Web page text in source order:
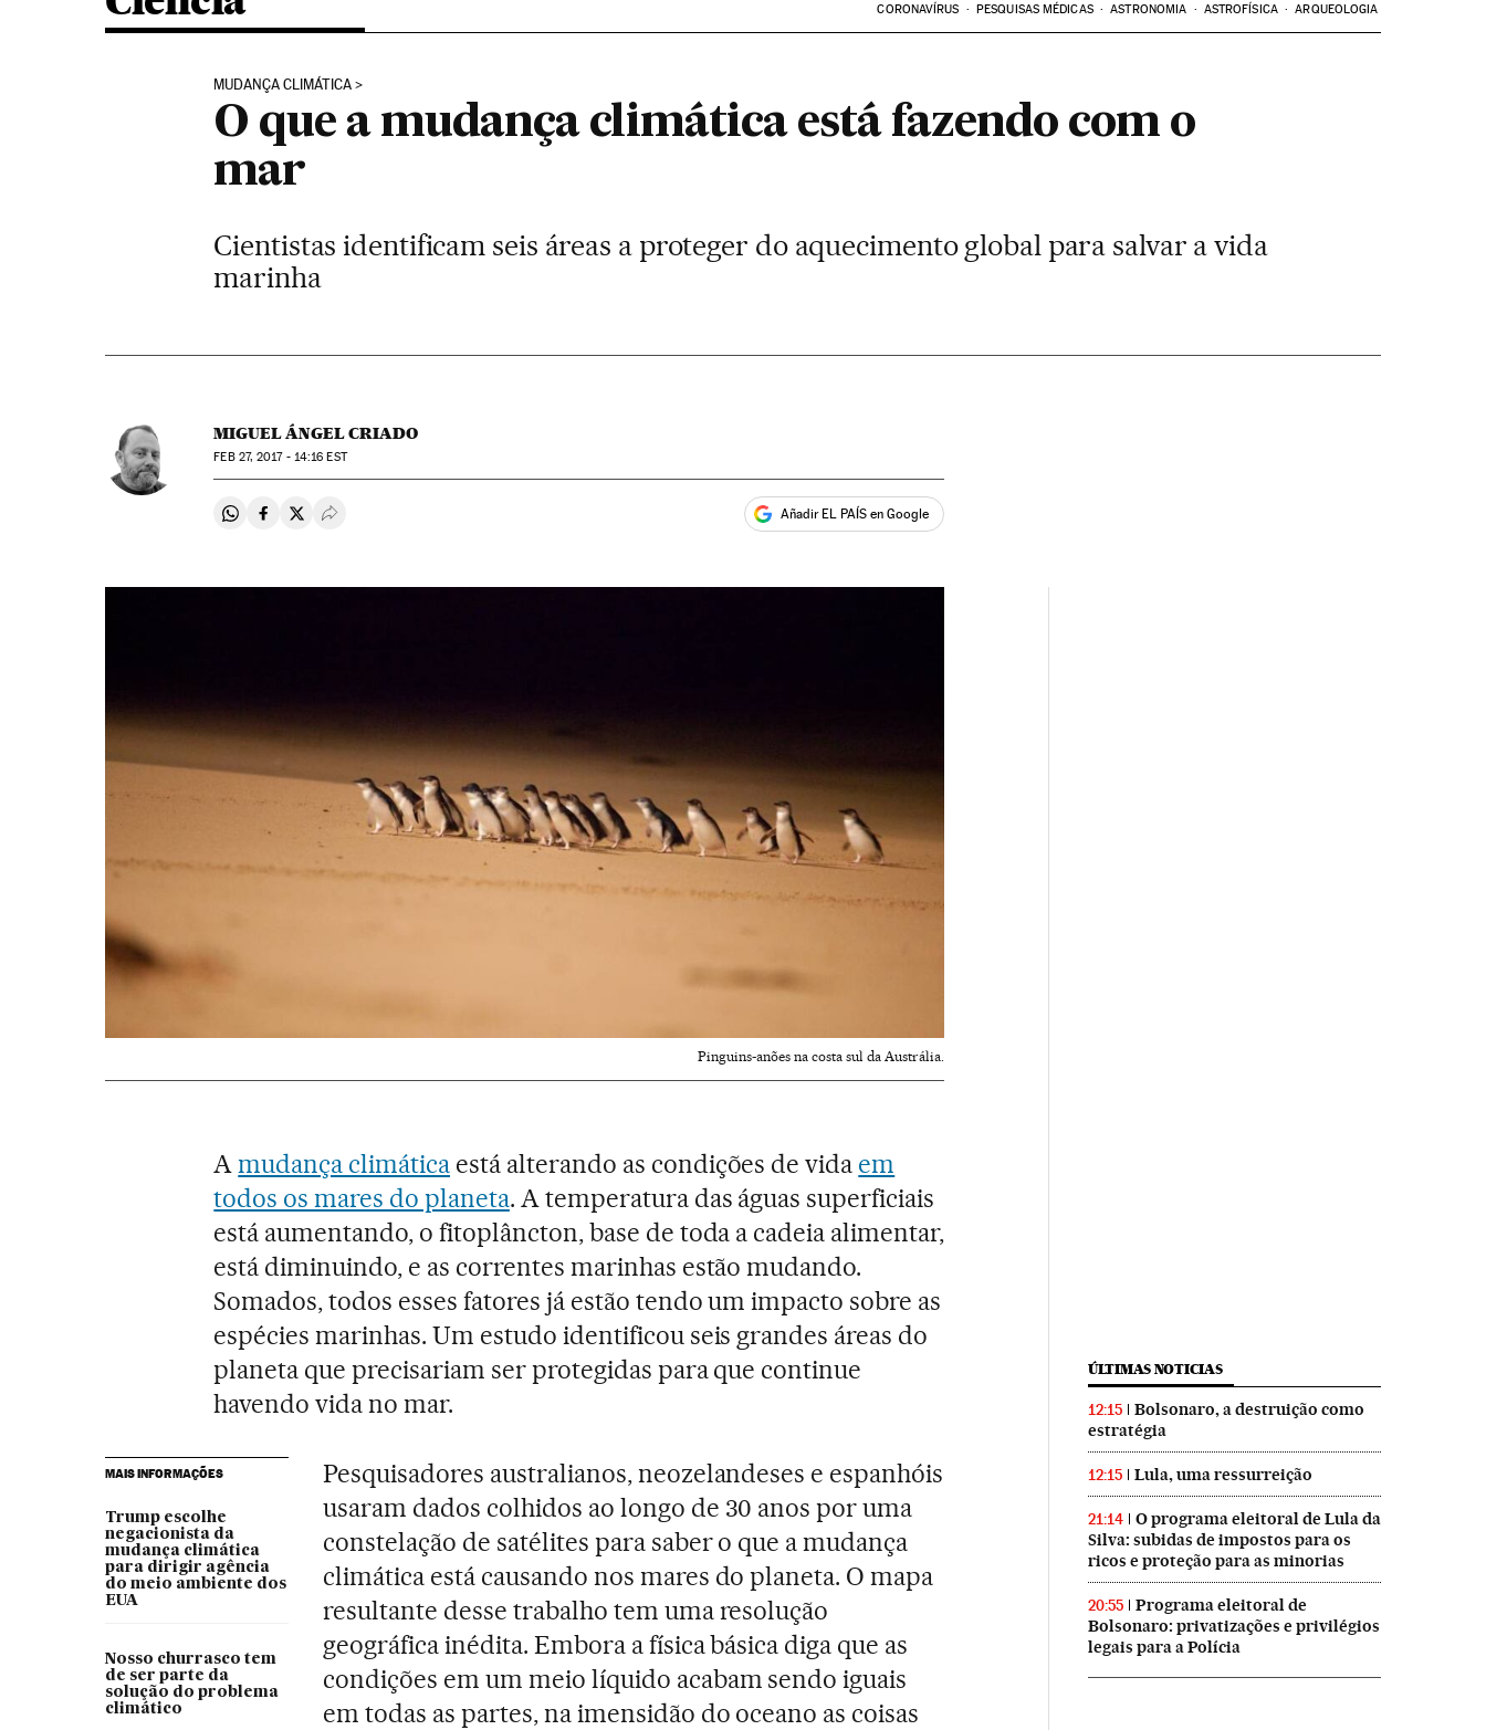
CORONAVÍRUS PESQUISAS MÉDICAS ASTRONOMIA ASTROFÍSICA ARQUEOLOGIA
MUDANÇA CLIMÁTICA
O que a mudança climática está fazendo com o
mar
Cientistas identificam seis áreas a proteger do aquecimento global para salvar a vida
marinha
MIGUEL ÁNGEL CRIADO
FEB27, 2017 - 14:16 EST
Compartir en Whatsapp
Compartir en Facebook
Compartir en Twitter
Desplegar Redes Sociales Añadir EL PAÍS en Google
Pinguins-anões na costa sul da Austrália.
Amudança climáticaestá alterando as condições de vida em
todos os mares do planeta. A temperatura das águas superficiais
está aumentando, o fitoplâncton, base de toda a cadeia alimentar,
está diminuindo, e as correntes marinhas estão mudando.
Somados, todos esses fatores já estão tendo um impacto sobre as
espécies marinhas. Um estudo identificou seis grandes áreas do
planeta que precisariam ser protegidas para que continue
havendo vida no mar.
MAIS INFORMAÇÕES
Trump escolhe
negacionista da
mudança climática
para dirigir agência
do meio ambiente dos
EUA
Nosso churrasco tem
de ser parte da
solução do problema
climático
Pesquisadores australianos, neozelandeses e espanhóis
usaram dados colhidos ao longo de 30 anos por uma
constelação de satélites para saber o que a mudança
climática está causando nos mares do planeta. O mapa
resultante desse trabalho tem uma resolução
geográfica inédita. Embora a física básica diga que as
condições em um meio líquido acabam sendo iguais
em todas as partes, na imensidão do oceano as coisas
ÚLTIMAS NOTICIAS
12:15
Bolsonaro, a destruição como
estratégia
12:15 Lula, uma ressurreição
21:14
O programa eleitoral de Lula da
Silva: subidas de impostos para os
ricos e proteção para as minorias
20:55
Programa eleitoral de
Bolsonaro: privatizações e privilégios
legais para a Polícia